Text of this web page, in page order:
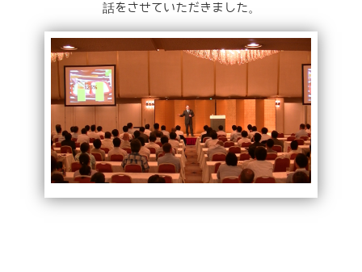
話をさせていただきました。